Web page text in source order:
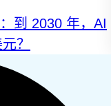
到 2030 年，AI
？